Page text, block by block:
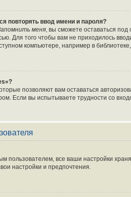
повторять ввод имени и пароля?
меня, вы сможете оставаться
Для того чтобы вам не приходилось
компьютере, например в
позволяют вам оставаться
Если вы испытываете трудности со
пользователем, все ваши настройки
настройки и предпочтения.